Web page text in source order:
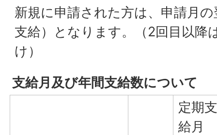
新規に申請された方は、申請月
支給）となります。（2回目以降
け）
支給月及び年間支給数について
定期支
給月